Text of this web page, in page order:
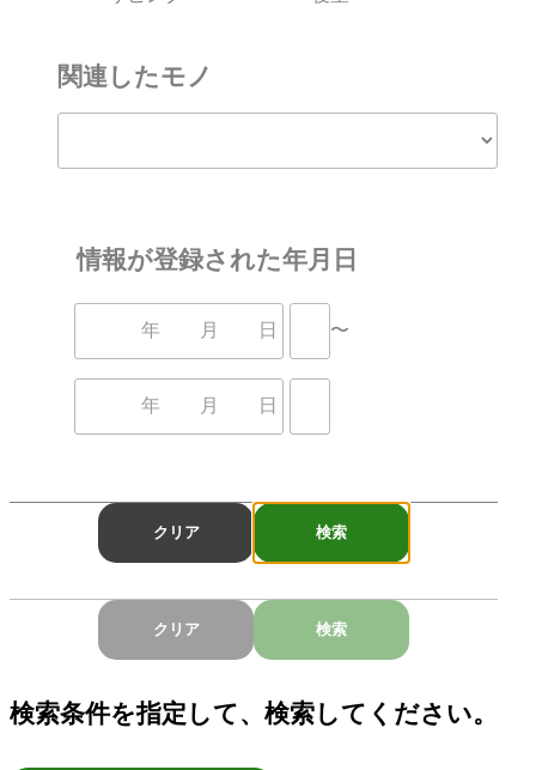
関連したモノ
情報が登録された年月日
年 月 日 〜
年 月 日
クリア 検索
クリア 検索
検索条件を指定して、検索してください。